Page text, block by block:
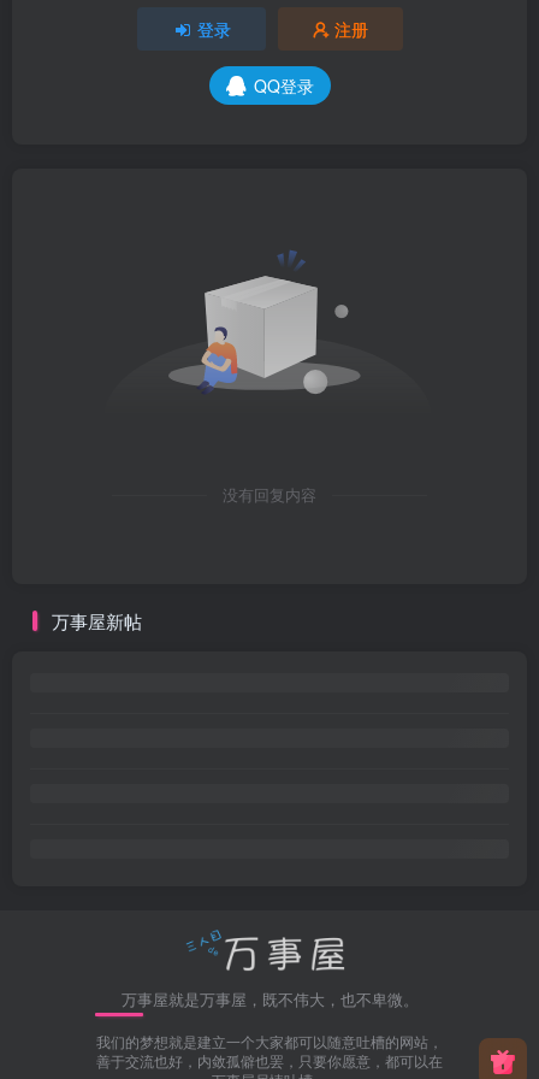
登录 注册
QQ登录
没有回复内容
万事屋新帖
万事屋就是万事屋，既不伟大，也不卑微。
我们的梦想就是建立一个大家都可以随意吐槽的网站，
善于交流也好，内敛孤僻也罢，只要你愿意，都可以在